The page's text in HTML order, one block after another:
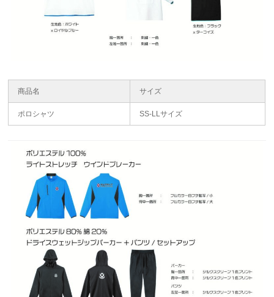
商品名 サイズ
ポロシャツ SS-LLサイズ